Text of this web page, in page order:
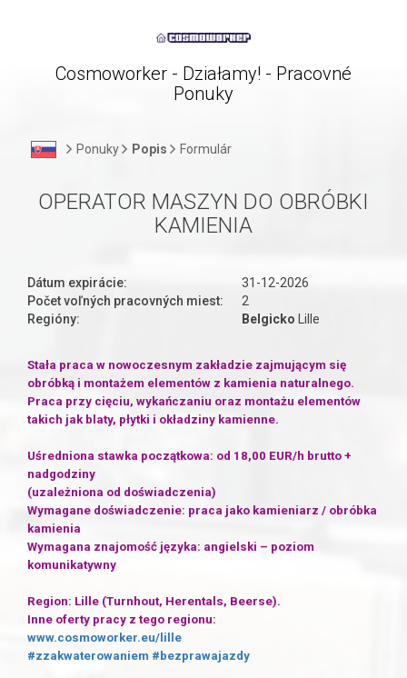
Cosmoworker - Działamy! - Pracovné
Ponuky
Ponuky Popis Formulár
OPERATOR MASZYN DO OBRÓBKI
KAMIENIA
Dátum expirácie:
31-12-2026
Počet voľných pracovných miest:
2
Regióny:
Belgicko Lille
Stała praca w nowoczesnym zakładzie zajmującym się
obróbką i montażem elementów z kamienia naturalnego.
Praca przy cięciu, wykańczaniu oraz montażu elementów
takich jak blaty, płytki i okładziny kamienne.
Uśredniona stawka początkowa: od 18,00 EUR/h brutto +
nadgodziny
(uzależniona od doświadczenia)
Wymagane doświadczenie: praca jako kamieniarz / obróbka
kamienia
Wymagana znajomość języka: angielski – poziom
komunikatywny
Region: Lille (Turnhout, Herentals, Beerse).
Inne oferty pracy z tego regionu:
www.cosmoworker.eu/lille
#zzakwaterowaniem #bezprawajazdy